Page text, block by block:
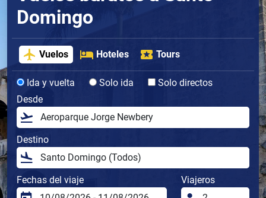
Domingo
Vuelos Hoteles Tours
Ida y vuelta Solo ida
Solo directos
Desde
Destino
Fechas del viaje Viajeros